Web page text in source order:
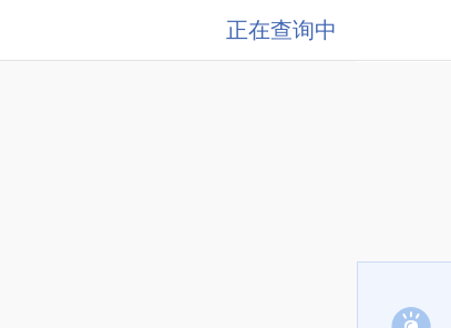
正在查询中